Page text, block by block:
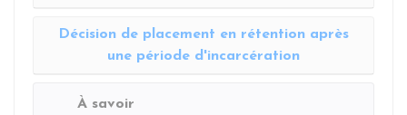
Décision de placement en rétention après
une période d'incarcération
À savoir